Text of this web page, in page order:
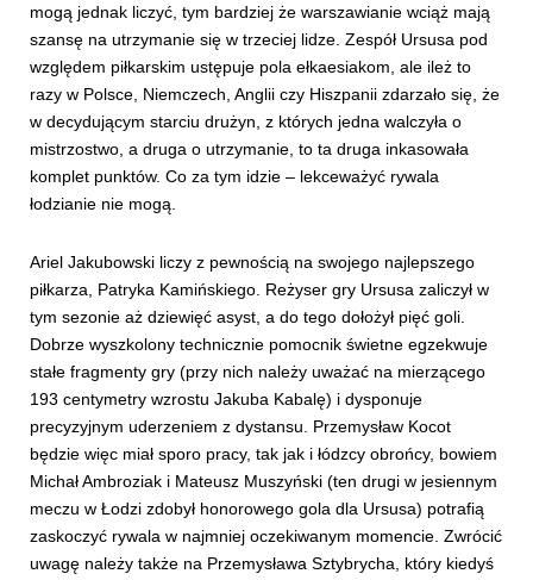
mogą jednak liczyć, tym bardziej że warszawianie wciąż mają
szansę na utrzymanie się w trzeciej lidze. Zespół Ursusa pod
względem piłkarskim ustępuje pola ełkaesiakom, ale ileż to
razy w Polsce, Niemczech, Anglii czy Hiszpanii zdarzało się, że
w decydującym starciu drużyn, z których jedna walczyła o
mistrzostwo, a druga o utrzymanie, to ta druga inkasowała
komplet punktów. Co za tym idzie – lekceważyć rywala
łodzianie nie mogą.
Ariel Jakubowski liczy z pewnością na swojego najlepszego
piłkarza, Patryka Kamińskiego. Reżyser gry Ursusa zaliczył w
tym sezonie aż dziewięć asyst, a do tego dołożył pięć goli.
Dobrze wyszkolony technicznie pomocnik świetne egzekwuje
stałe fragmenty gry (przy nich należy uważać na mierzącego
193 centymetry wzrostu Jakuba Kabalę) i dysponuje
precyzyjnym uderzeniem z dystansu. Przemysław Kocot
będzie więc miał sporo pracy, tak jak i łódzcy obrońcy, bowiem
Michał Ambroziak i Mateusz Muszyński (ten drugi w jesiennym
meczu w Łodzi zdobył honorowego gola dla Ursusa) potrafią
zaskoczyć rywala w najmniej oczekiwanym momencie. Zwrócić
uwagę należy także na Przemysława Sztybrycha, który kiedyś